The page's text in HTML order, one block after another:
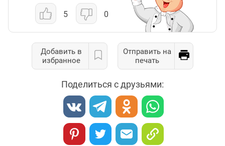
5 0
Добавить в
избранное
Отправить на
печать
Поделиться с друзьями: